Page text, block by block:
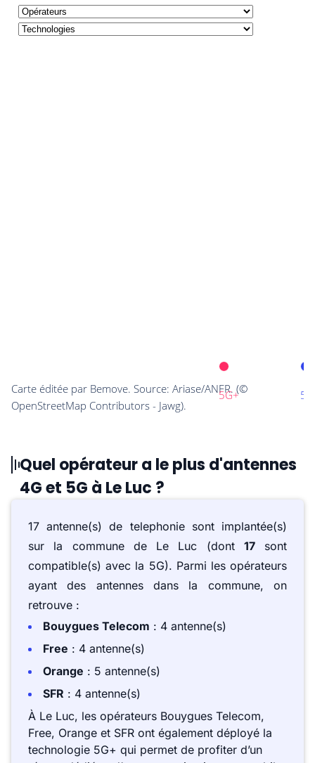
Quel opérateur a le plus d'antennes
4G et 5G à Le Luc ?
17 antenne(s) de telephonie sont implantée(s)
sur la commune de Le Luc (dont 17sont
compatible(s) avec la 5G). Parmi les opérateurs
ayant des antennes dans la commune, on
retrouve :
Bouygues Telecom : 4 antenne(s)
Free : 4 antenne(s)
Orange : 5 antenne(s)
SFR : 4 antenne(s)
À Le Luc, les opérateurs Bouygues Telecom,
Free, Orange et SFR ont également déployé la
technologie 5G+ qui permet de profiter d’un